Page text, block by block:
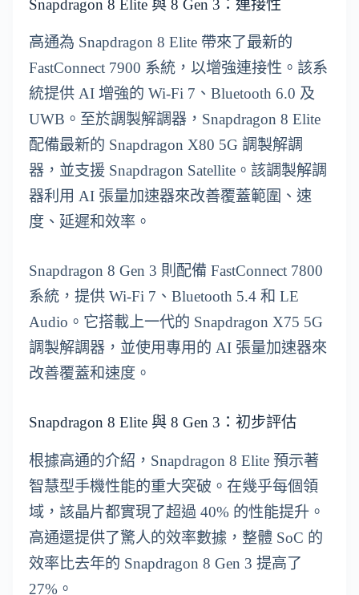
Snapdragon 8 Elite 與 8 Gen 3：連接性
高通為 Snapdragon 8 Elite 帶來了最新的
FastConnect 7900 系統，以增強連接性。該系
統提供 AI 增強的 Wi-Fi 7、Bluetooth 6.0 及
UWB。至於調製解調器，Snapdragon 8 Elite
配備最新的 Snapdragon X80 5G 調製解調
器，並支援 Snapdragon Satellite。該調製解調
器利用 AI 張量加速器來改善覆蓋範圍、速
度、延遲和效率。
Snapdragon 8 Gen 3 則配備 FastConnect 7800
系統，提供 Wi-Fi 7、Bluetooth 5.4 和 LE
Audio。它搭載上一代的 Snapdragon X75 5G
調製解調器，並使用專用的 AI 張量加速器來
改善覆蓋和速度。
Snapdragon 8 Elite 與 8 Gen 3：初步評估
根據高通的介紹，Snapdragon 8 Elite 預示著
智慧型手機性能的重大突破。在幾乎每個領
域，該晶片都實現了超過 40% 的性能提升。
高通還提供了驚人的效率數據，整體 SoC 的
效率比去年的 Snapdragon 8 Gen 3 提高了
27%。